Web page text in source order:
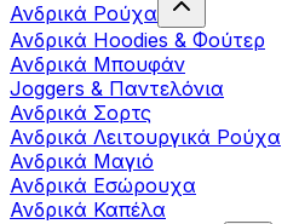
Ανδρικά Ρούχα
Ανδρικά Hoodies & Φούτερ
Ανδρικά Μπουφάν
Joggers & Παντελόνια
Ανδρικά Σορτς
Ανδρικά Λειτουργικά Ρούχα
Ανδρικά Μαγιό
Ανδρικά Εσώρουχα
Ανδρικά Καπέλα